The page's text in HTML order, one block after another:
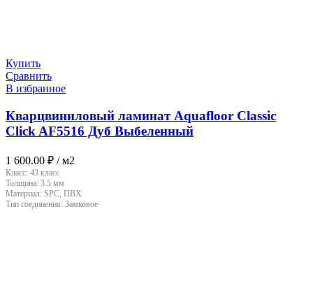
Купить
Сравнить
В избранное
Кварцвиниловый ламинат Aquafloor Classic
Click AF5516 Дуб Выбеленный
1 600.00 ₽ / м2
Класс: 43 класс
Толщина: 3.5 мм
Материал: SPC, ПВХ
Тип соединения: Замковое